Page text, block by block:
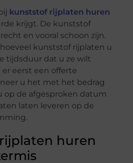
kunststof rijplaten huren
krijgt. De kunststof
en vooral schoon zijn.
kunststof rijplaten u
tijdsduur dat u ze wilt
eerst een offerte
u het met het bedrag
op de afgesproken datum
laten leveren op de
huren